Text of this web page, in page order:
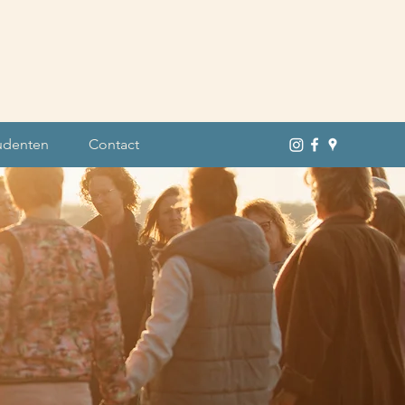
Contact